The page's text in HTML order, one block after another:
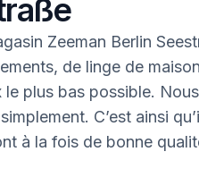
Zeeman Berlin
de linge de
plus bas possible. Nous
C’est ainsi
à la fois de bonne